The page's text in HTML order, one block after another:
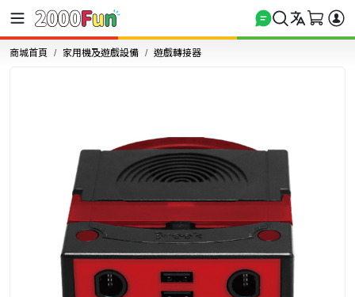
商城首頁 家用機及遊戲設備 遊戲轉接器